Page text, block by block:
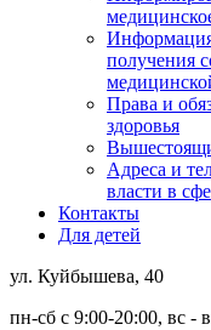
получения
Права и
здоровья
Адреса и
власти в
Контакты
Для детей
ул. Куйбышева, 40
пн-сб с 9:00-20:00, вс -